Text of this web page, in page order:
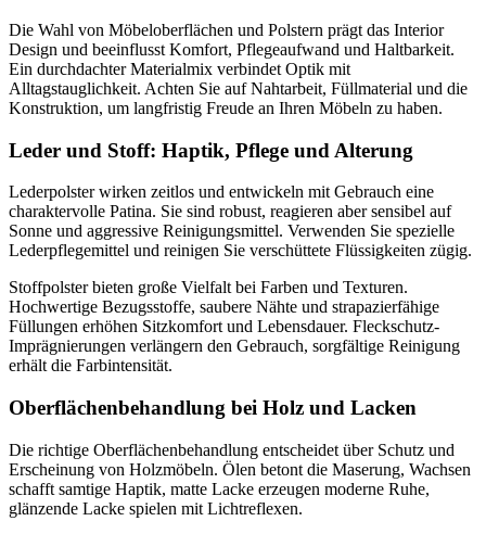
Die Wahl von Möbeloberflächen und Polstern prägt das Interior
Design und beeinflusst Komfort, Pflegeaufwand und Haltbarkeit.
Ein durchdachter Materialmix verbindet Optik mit
Alltagstauglichkeit. Achten Sie auf Nahtarbeit, Füllmaterial und die
Konstruktion, um langfristig Freude an Ihren Möbeln zu haben.
Leder und Stoff: Haptik, Pflege und Alterung
Lederpolster wirken zeitlos und entwickeln mit Gebrauch eine
charaktervolle Patina. Sie sind robust, reagieren aber sensibel auf
Sonne und aggressive Reinigungsmittel. Verwenden Sie spezielle
Lederpflegemittel und reinigen Sie verschüttete Flüssigkeiten zügig.
Stoffpolster bieten große Vielfalt bei Farben und Texturen.
Hochwertige Bezugsstoffe, saubere Nähte und strapazierfähige
Füllungen erhöhen Sitzkomfort und Lebensdauer. Fleckschutz-
Imprägnierungen verlängern den Gebrauch, sorgfältige Reinigung
erhält die Farbintensität.
Oberflächenbehandlung bei Holz und Lacken
Die richtige Oberflächenbehandlung entscheidet über Schutz und
Erscheinung von Holzmöbeln. Ölen betont die Maserung, Wachsen
schafft samtige Haptik, matte Lacke erzeugen moderne Ruhe,
glänzende Lacke spielen mit Lichtreflexen.